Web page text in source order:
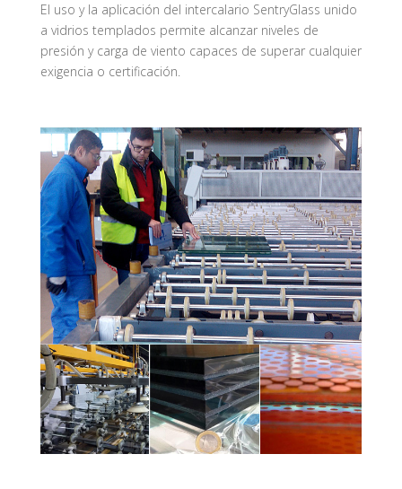
El uso y la aplicación del intercalario SentryGlass unido
a vidrios templados permite alcanzar niveles de
presión y carga de viento capaces de superar cualquier
exigencia o certificación.